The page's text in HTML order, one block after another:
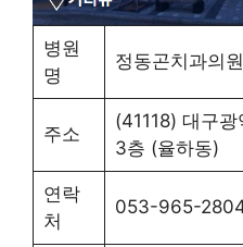
병원
명
정동곤치과의
주소
(41118) 대구
3층 (율하동)
연락
처
053-965-